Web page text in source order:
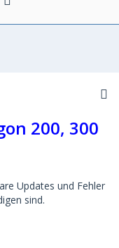
200, 300
Updates und Fehler
sind.